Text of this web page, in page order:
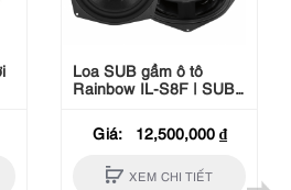
Loa SUB gầm ô tô
Rainbow IL-S8F | SUB
LuxGiá: 12,500,000 ₫
XEM CHI TIẾT